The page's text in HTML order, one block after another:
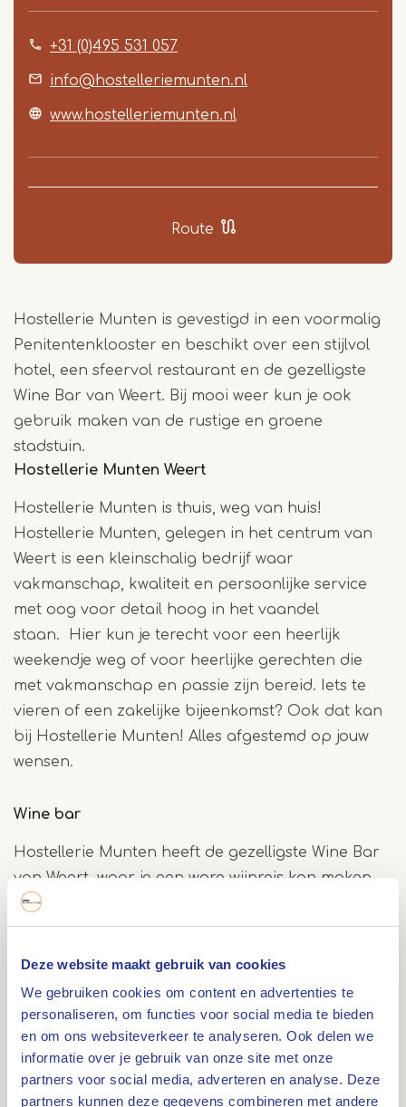
Deze website maakt gebruik van cookies
We gebruiken cookies om content en advertenties te
personaliseren, om functies voor social media te bieden
en om ons websiteverkeer te analyseren. Ook delen we
informatie over je gebruik van onze site met onze
partners voor social media, adverteren en analyse. Deze
partners kunnen deze gegevens combineren met andere
+31 (0)495 531 057
info@hostelleriemunten.nl
www.hostelleriemunten.nl
Route
Item
Hostellerie Munten is gevestigd in een voormalig
Penitentenklooster en beschikt over een stijlvol
hotel, een sfeervol restaurant en de gezelligste
Wine Bar van Weert. Bij mooi weer kun je ook
gebruik maken van de rustige en groene
stadstuin.
Hostellerie Munten Weert
Hostellerie Munten is thuis, weg van huis!
Hostellerie Munten, gelegen in het centrum van
Weert is een kleinschalig bedrijf waar
vakmanschap, kwaliteit en persoonlijke service
met oog voor detail hoog in het vaandel
staan. Hier kun je terecht voor een heerlijk
weekendje weg of voor heerlijke gerechten die
met vakmanschap en passie zijn bereid. Iets te
vieren of een zakelijke bijeenkomst? Ook dat kan
bij Hostellerie Munten! Alles afgestemd op jouw
wensen.
Wine bar
Hostellerie Munten heeft de gezelligste Wine Bar
van Weert, waar je een ware wijnreis kan maken.
De kaart is uitgebreid en gevarieerd, met meer
dan 30 verschillende wijnen erop. Uiteraard vind
wijngoed Thorn.
Menukaart
Bij Hostellerie Munten geniet je van een heerlijk 3-